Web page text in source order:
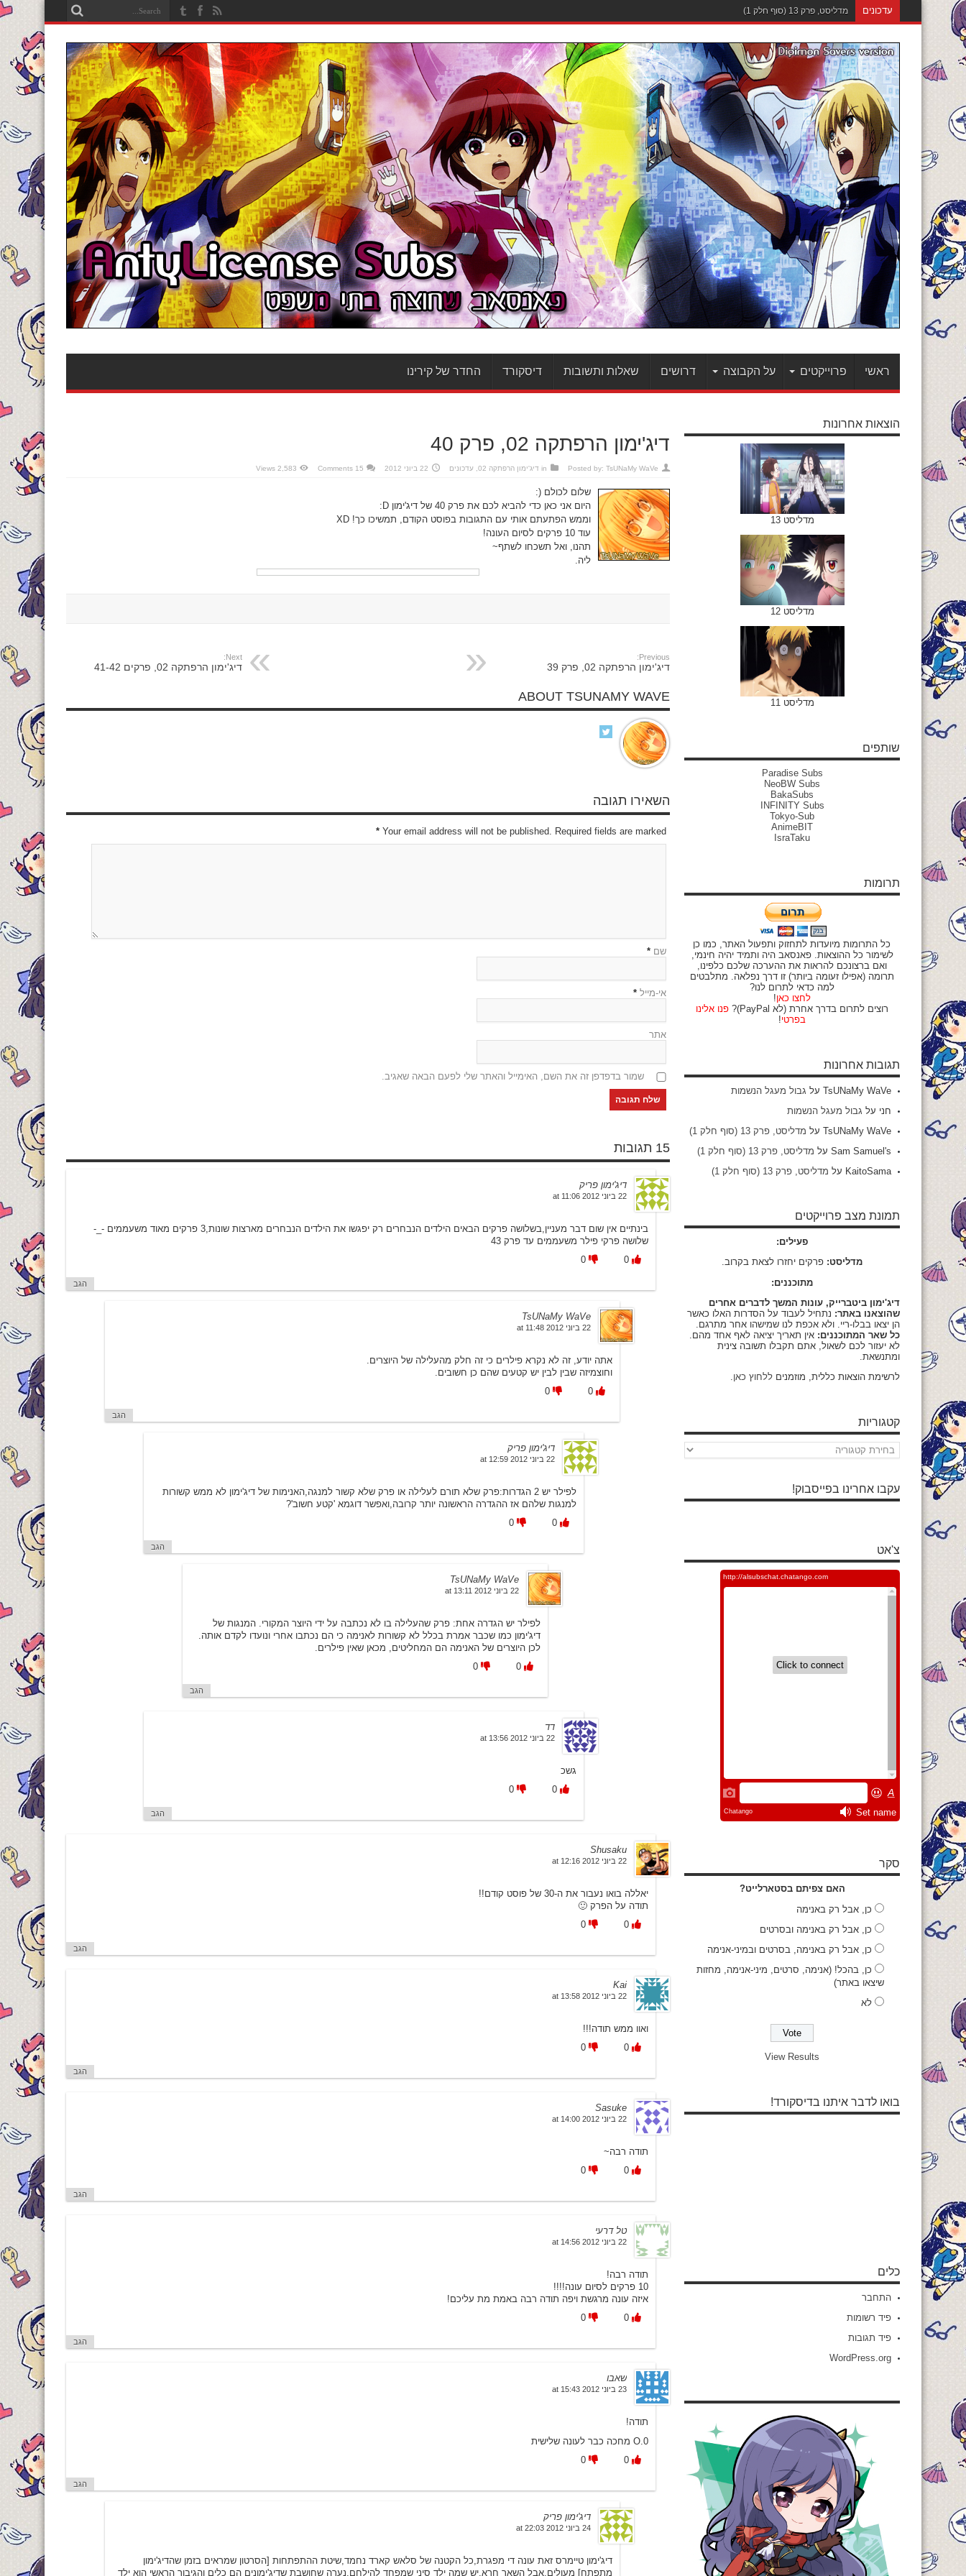
עדכונים מדליסט, פרק 12
ראשי פרוייקטים על הקבוצה דרושים שאלות ותשובות דיסקורד החדר של קירינו
דיג'ימון הרפתקה 02, פרק 40
Posted by: TsUNaMy WaVe
in דיג'ימון הרפתקה 02 עדכונים 22 ביוני 2012 15 Comments
2,583 Views
שלום לכולם (:
היום אני כאן כדי להביא לכם את פרק 40 של דיג'ימון D:
וממש הפתעתם אותי עם התגובות בפוסט הקודם, תמשיכו כך! XD
עוד 10 פרקים לסיום העונה!
תהנו, ואל תשכחו לשתף~
ליה.
Previous:
דיג'ימון הרפתקה 02, פרק 39
Next:
דיג'ימון הרפתקה 02, פרקים 41-42
ABOUT TSUNAMY WAVE
השאירו תגובה
Your email address will not be published. Required fields are marked
*
שם *
אי-מייל *
אתר
שמור בדפדפן זה את השם, האימייל והאתר שלי לפעם הבאה שאגיב.
15 תגובות
דיג'ימון פריק
22 ביוני 2012 at 11:06
בינתיים אין שום דבר מעניין,בשלושה פרקים הבאים הילדים הנבחרים רק יפגשו את הילדים הנבחרים מארצות שונות,3 פרקים מאוד משעממים -_-
שלושה פרקי פילר משעממים עד פרק 43
0
0
הגב
TsUNaMy WaVe
22 ביוני 2012 at 11:48
אתה יודע, זה לא נקרא פילרים כי זה חלק מהעלילה של היוצרים.
וחוצמיזה שבין לבין יש קטעים שהם כן חשובים.
0
0
הגב
דיג'ימון פריק
22 ביוני 2012 at 12:59
לפילר יש 2 הגדרות:פרק שלא תורם לעלילה או פרק שלא קשור למנגה,האנימות של דיג'ימון לא ממש קשורות
למנגות שלהם אז ההגדרה הראשונה יותר קרובה,ואפשר דוגמא 'קטע חשוב'?
0
0
הגב
TsUNaMy WaVe
22 ביוני 2012 at 13:11
לפילר יש הגדרה אחת: פרק שהעלילה בו לא נכתבה על ידי היוצר המקורי. המנגות של
דיג'ימון כמו שכבר אמרת בכלל לא קשורות לאנימה כי הם נכתבו אחרי ונועדו לקדם אותה.
לכן היוצרים של האנימה הם המחליטים, מכאן שאין פילרים.
0
0
הגב
דד
22 ביוני 2012 at 13:56
גשכ
0
0
הגב
Shusaku
22 ביוני 2012 at 12:16
יאללה בואו נעבור את ה-30 של פוסט קודם!!
תודה על הפרק 🙂
0
0
הגב
Kai
22 ביוני 2012 at 13:58
ואוו ממש תודה!!!
0
0
הגב
Sasuke
22 ביוני 2012 at 14:00
תודה רבה~
0
0
הגב
טל דרעי
22 ביוני 2012 at 14:56
תודה רבה!
10 פרקים לסיום עונה!!!!
איזה עונה מרגשת ויפה תודה רבה באמת מת עליכם!
0
0
הגב
שאבו
23 ביוני 2012 at 15:43
תודה!
0.O מחכה כבר לעונה שלישית
0
0
הגב
דיג'ימון פריק
24 ביוני 2012 at 22:03
דיג'ימון טיימרס זאת עונה די מפגרת,כל הקטנה של סלאש קארד נחמד,שיטת ההתפתחות [הסרטון שמראים בזמן שהדיג'ימון
מתפתח] מעולים,אבל השאר חרא,יש שמה ילד סיני שמפחד להילחם,נערה שחושבת שדיג'ימונים הם כלים והגיבור הראשי הוא ילד
הוצאות אחרונות
מדליסט 13
מדליסט 12
מדליסט 11
שותפים
Paradise Subs
NeoBW Subs
BakaSubs
INFINITY Subs
Tokyo-Sub
AnimeBIT
IsraTaku
תרומות
כל התרומות מיועדות לתחזוק ותפעול האתר, כמו כן
לשימור כל ההוצאות. פאנסאב היה ותמיד יהיה חינמי,
ואם ברצונכם להראות את ההערכה שלכם כלפינו,
תרומה (אפילו זעומה ביותר) זו דרך נפלאה. מתלבטים
למה כדאי לתרום לנו?
לחצו כאן!
רוצים לתרום בדרך אחרת (לא PayPal)?
פנו אלינו
בפרטי!
תגובות אחרונות
TsUNaMy WaVe על גבול מעגל הנשמות
חני על גבול מעגל הנשמות
TsUNaMy WaVe על מדליסט, פרק 13 (סוף חלק 1)
Sam Samuel's על מדליסט, פרק 13 (סוף חלק 1)
KaitoSama על מדליסט, פרק 13 (סוף חלק 1)
תמונת מצב פרוייקטים
פעילים:
מדליסט: פרקים יחזרו לצאת בקרוב.
מתוכננים:
דיג'ימון ביטברייק, עונות המשך לדברים אחרים
שהוצאנו באתר: נתחיל לעבוד על הסדרות האלו כאשר
הן יצאו בבלו-ריי. ולא אכפת לנו שמישהו אחר מתרגם.
כל שאר המתוכננים: אין תאריך יציאה לאף אחד מהם.
לא יעזור לכם לשאול, אתם תקבלו תשובה צינית
ומתנשאת.
לרשימת הוצאות כללית, מוזמנים ללחוץ כאן.
קטגוריות
קטגוריות
עקבו אחרינו בפייסבוק!
צ'אט
סקר
האם צפיתם בסטארלייט?
כן, אבל רק באנימה
כן, אבל רק באנימה ובסרטים
כן, אבל רק באנימה, בסרטים ובמיני-אנימה
כן, בהכל! (אנימה, סרטים, מיני-אנימה, מחזות
שיצאו באתר)
לא
View Results
בואו לדבר איתנו בדיסקורד!
כלים
התחבר
פיד רשומות
פיד תגובות
WordPress.org